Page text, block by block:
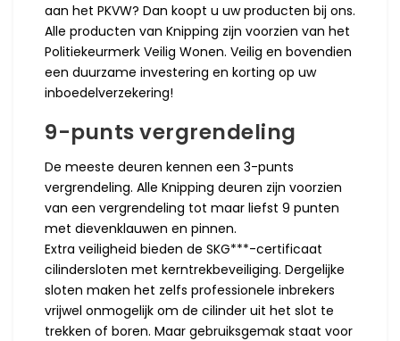
aan het PKVW? Dan koopt u uw producten bij ons.
Alle producten van Knipping zijn voorzien van het
Politiekeurmerk Veilig Wonen. Veilig en bovendien
een duurzame investering en korting op uw
inboedelverzekering!
9-punts vergrendeling
De meeste deuren kennen een 3-punts
vergrendeling. Alle Knipping deuren zijn voorzien
van een vergrendeling tot maar liefst 9 punten
met dievenklauwen en pinnen.
Extra veiligheid bieden de SKG***-certificaat
cilindersloten met kerntrekbeveiliging. Dergelijke
sloten maken het zelfs professionele inbrekers
vrijwel onmogelijk om de cilinder uit het slot te
trekken of boren. Maar gebruiksgemak staat voor